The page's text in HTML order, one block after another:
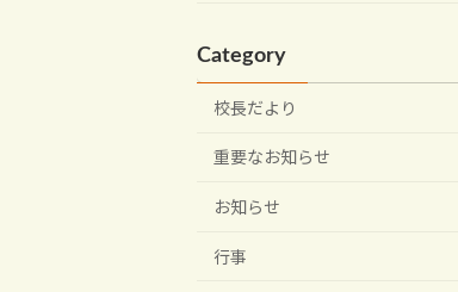
Category
校長だより
重要なお知らせ
お知らせ
行事